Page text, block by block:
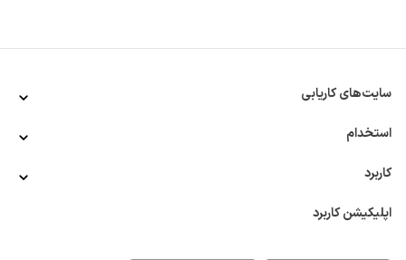
سایت‌های کاریابی
استخدام
کاربرد
اپلیکیشن کاربرد